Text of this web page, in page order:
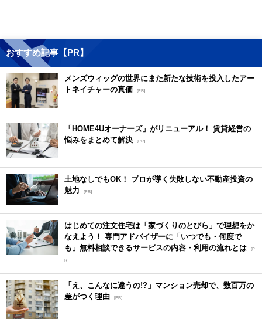
おすすめ記事【PR】
メンズウィッグの世界にまた新たな技術を投入したアー
トネイチャーの真価
[PR]
「HOME4Uオーナーズ」がリニューアル！ 賃貸経営の
悩みをまとめて解決 [PR]
土地なしでもOK！ プロが導く失敗しない不動産投資の
魅力
[PR]
はじめての注文住宅は「家づくりのとびら」で理想をか
なえよう！ 専門アドバイザーに「いつでも・何度で
も」無料相談できるサービスの内容・利用の流れとは [P
R]
「え、こんなに違うの!?」マンション売却で、数百万の
差がつく理由 [PR]